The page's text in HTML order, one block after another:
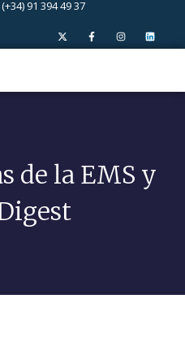
(+34) 91 394 49 37
de la EMS y